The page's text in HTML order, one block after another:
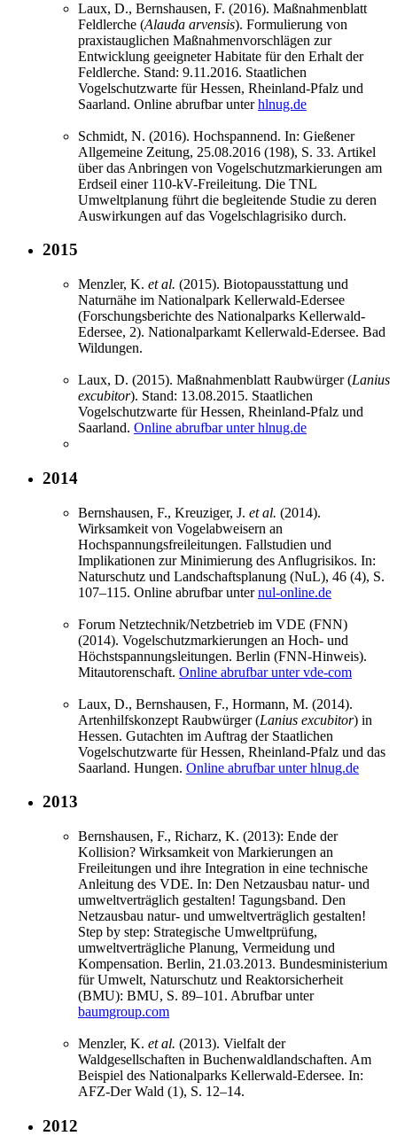
Laux, D., Bernshausen, F. (2016). Maßnahmenblatt
Feldlerche (Alauda arvensis). Formulierung von
praxistauglichen Maßnahmenvorschlägen zur
Entwicklung geeigneter Habitate für den Erhalt der
Feldlerche. Stand: 9.11.2016. Staatlichen
Vogelschutzwarte für Hessen, Rheinland-Pfalz und
Saarland. Online abrufbar unterhlnug.de
Schmidt, N. (2016). Hochspannend. In: Gießener
Allgemeine Zeitung, 25.08.2016 (198), S. 33. Artikel
über das Anbringen von Vogelschutzmarkierungen am
Erdseil einer 110-kV-Freileitung. Die TNL
Umweltplanung führt die begleitende Studie zu deren
Auswirkungen auf das Vogelschlagrisiko durch.
2015
Menzler, K. et al. (2015). Biotopausstattung und
Naturnähe im Nationalpark Kellerwald-Edersee
(Forschungsberichte des Nationalparks Kellerwald-
Edersee, 2). Nationalparkamt Kellerwald-Edersee. Bad
Wildungen.
Laux, D. (2015). Maßnahmenblatt Raubwürger (Lanius
excubitor). Stand: 13.08.2015. Staatlichen
Vogelschutzwarte für Hessen, Rheinland-Pfalz und
Saarland. Online abrufbar unter hlnug.de
2014
Bernshausen, F., Kreuziger, J. et al. (2014).
Wirksamkeit von Vogelabweisern an
Hochspannungsfreileitungen. Fallstudien und
Implikationen zur Minimierung des Anflugrisikos. In:
Naturschutz und Landschaftsplanung (NuL), 46 (4), S.
107–115. Online abrufbar unternul-online.de
Forum Netztechnik/Netzbetrieb im VDE (FNN)
(2014). Vogelschutzmarkierungen an Hoch- und
Höchstspannungsleitungen. Berlin (FNN-Hinweis).
Mitautorenschaft. Online abrufbar unter vde-com
Laux, D., Bernshausen, F., Hormann, M. (2014).
Artenhilfskonzept Raubwürger (Lanius excubitor) in
Hessen. Gutachten im Auftrag der Staatlichen
Vogelschutzwarte für Hessen, Rheinland-Pfalz und das
Saarland. Hungen. Online abrufbar unter hlnug.de
2013
Bernshausen, F., Richarz, K. (2013): Ende der
Kollision? Wirksamkeit von Markierungen an
Freileitungen und ihre Integration in eine technische
Anleitung des VDE. In: Den Netzausbau natur- und
umweltverträglich gestalten! Tagungsband. Den
Netzausbau natur- und umweltverträglich gestalten!
Step by step: Strategische Umweltprüfung,
umweltverträgliche Planung, Vermeidung und
Kompensation. Berlin, 21.03.2013. Bundesministerium
für Umwelt, Naturschutz und Reaktorsicherheit
(BMU): BMU, S. 89–101. Abrufbar unter
baumgroup.com
Menzler, K. et al. (2013). Vielfalt der
Waldgesellschaften in Buchenwaldlandschaften. Am
Beispiel des Nationalparks Kellerwald-Edersee. In:
AFZ-Der Wald (1), S. 12–14.
2012